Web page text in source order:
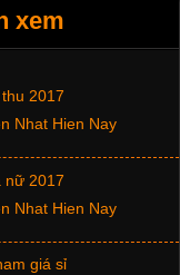
xem
2017
nữ 2017
giá sỉ